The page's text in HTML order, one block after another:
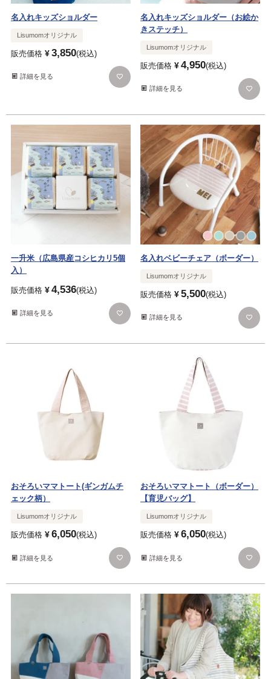
名入れキッズショルダー
Lisumomオリジナル
販売価格 ¥3,850 税込
詳細を見る
名入れキッズショルダー（お絵か
きステッチ）
Lisumomオリジナル
販売価格 ¥4,950 税込
詳細を見る
一升米（広島県産コシヒカリ5個
入）
販売価格 ¥4,536 税込
詳細を見る
名入れベビーチェア（ボーダー）
Lisumomオリジナル
販売価格 ¥5,500 税込
詳細を見る
おそろいママトート(ギンガムチ
ェック柄）
Lisumomオリジナル
販売価格 ¥6,050 税込
詳細を見る
おそろいママトート（ボーダー）
【育児バッグ】
Lisumomオリジナル
販売価格 ¥6,050 税込
詳細を見る